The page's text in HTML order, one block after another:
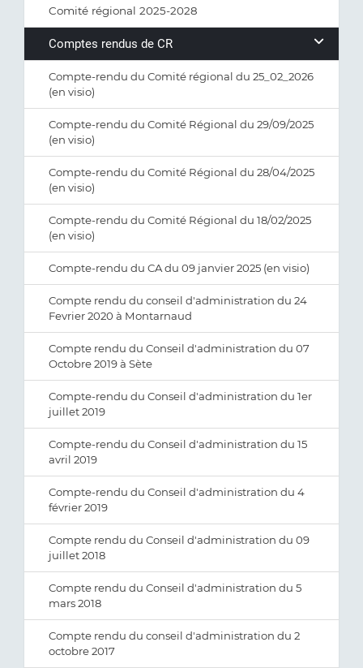
Comité régional 2025-2028
Comptes rendus de CR
Compte-rendu du Comité régional du 25_02_2026
(en visio)
Compte-rendu du Comité Régional du 29/09/2025
(en visio)
Compte-rendu du Comité Régional du 28/04/2025
(en visio)
Compte-rendu du Comité Régional du 18/02/2025
(en visio)
Compte-rendu du CA du 09 janvier 2025 (en visio)
Compte rendu du conseil d'administration du 24
Fevrier 2020 à Montarnaud
Compte rendu du Conseil d'administration du 07
Octobre 2019 à Sète
Compte-rendu du Conseil d'administration du 1er
juillet 2019
Compte-rendu du Conseil d'administration du 15
avril 2019
Compte-rendu du Conseil d'administration du 4
février 2019
Compte rendu du Conseil d'administration du 09
juillet 2018
Compte rendu du Conseil d'administration du 5
mars 2018
Compte rendu du conseil d'administration du 2
octobre 2017